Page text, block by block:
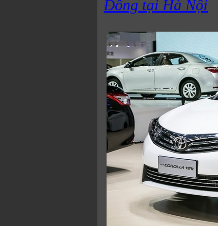
Đông tại Hà Nội